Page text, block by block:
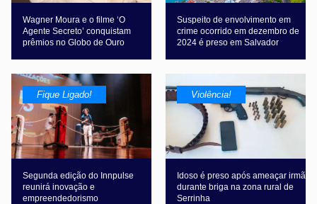
Wagner Moura e o filme ‘O
Agente Secreto’ conquistam
prêmios no Globo de Ouro
Suspeito de envolvimento em
crime ocorrido em dezembro de
2024 é preso em Salvador
Fique Ligado!
Segunda edição do Innpulse
reunirá inovação e
empreendedorismo
Violência!
Idoso é preso após ameaçar irmã
durante briga na zona rural de
Serrinha